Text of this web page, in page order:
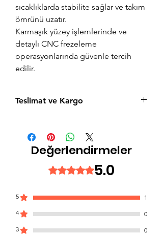
sıcaklıklarda stabilite sağlar ve takım
ömrünü uzatır.
Karmaşık yüzey işlemlerinde ve
detaylı CNC frezeleme
operasyonlarında güvenle tercih
edilir.
Teslimat ve Kargo
siparişler aynı gün içerisinde kargolanır.
Acil siparişlerinizde, İstanbul Avrupa
yakası için 2 saatte kendi kuryelerimiz ile
hızlı teslimat seçeneğimiz bulunmaktadır,
sepet sayfasında teslimat seçimini
Değerlendirmeler
5 üzerinden 5 yıldız
5.0
5
1
4
0
3
0